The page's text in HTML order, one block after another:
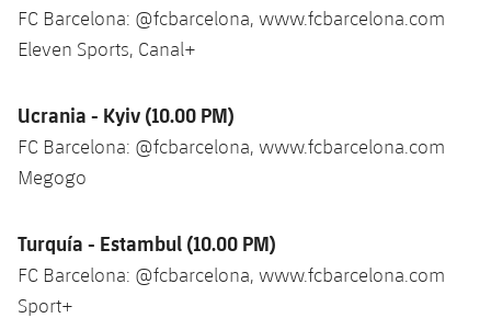
FC Barcelona: @fcbarcelona, www.fcbarcelona.com
Eleven Sports, Canal+
Ucrania - Kyiv (10.00 PM)
FC Barcelona: @fcbarcelona, www.fcbarcelona.com
Megogo
Turquía - Estambul (10.00 PM)
FC Barcelona: @fcbarcelona, www.fcbarcelona.com
Sport+